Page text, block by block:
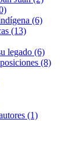
(6)
(13)
legado (6)
(8)
(1)